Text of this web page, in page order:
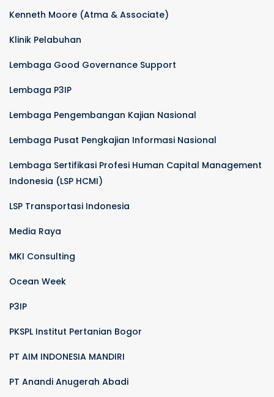
Kenneth Moore (Atma & Associate)
Klinik Pelabuhan
Lembaga Good Governance Support
Lembaga P3IP
Lembaga Pengembangan Kajian Nasional
Lembaga Pusat Pengkajian Informasi Nasional
Lembaga Sertifikasi Profesi Human Capital Management
Indonesia (LSP HCMI)
LSP Transportasi Indonesia
Media Raya
MKI Consulting
Ocean Week
P3IP
PKSPL Institut Pertanian Bogor
PT AIM INDONESIA MANDIRI
PT Anandi Anugerah Abadi